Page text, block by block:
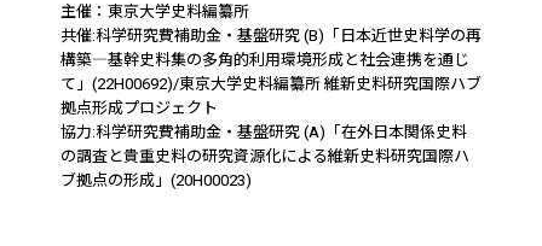
主催：東京大学史料編纂所
共催:科学研究費補助金・基盤研究 (B)「日本近世史料学の再
構築―基幹史料集の多角的利用環境形成と社会連携を通じ
て」(22H00692)/東京大学史料編纂所 維新史料研究国際ハブ
拠点形成プロジェクト
協力:科学研究費補助金・基盤研究 (A)「在外日本関係史料
の調査と貴重史料の研究資源化による維新史料研究国際ハ
ブ拠点の形成」(20H00023)